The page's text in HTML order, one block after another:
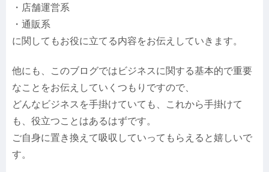
・店舗運営系
・通販系
に関してもお役に立てる内容をお伝えしていきます。
他にも、このブログではビジネスに関する基本的で重要
なことをお伝えしていくつもりですので、
どんなビジネスを手掛けていても、これから手掛けて
も、役立つことはあるはずです。
ご自身に置き換えて吸収していってもらえると嬉しいで
す。